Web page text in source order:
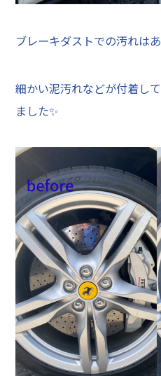
ブレーキダストでの汚れは
細かい泥汚れなどが付着し
ました✨